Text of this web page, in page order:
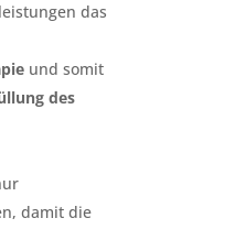
das
und somit
des
damit die